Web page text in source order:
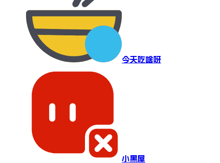
今天吃啥呀
小黑屋